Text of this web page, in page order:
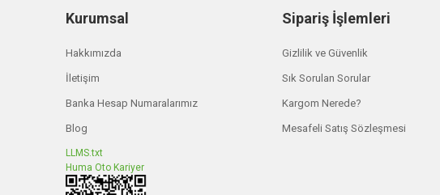
Kurumsal
Hakkımızda
İletişim
Banka Hesap Numaralarımız
Blog
LLMS.txt
Huma Oto Kariyer
Sipariş İşlemleri
Gizlilik ve Güvenlik
Sık Sorulan Sorular
Kargom Nerede?
Mesafeli Satış Sözleşmesi